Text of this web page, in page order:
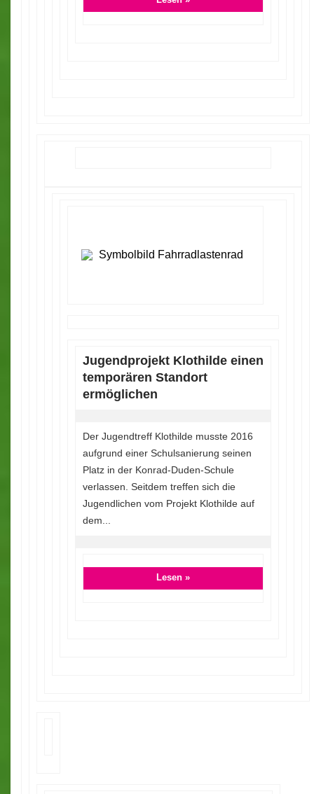
Jugendprojekt Klothilde einen
temporären Standort
ermöglichen
Der Jugendtreff Klothilde musste 2016
aufgrund einer Schulsanierung seinen
Platz in der Konrad-Duden-Schule
verlassen. Seitdem treffen sich die
Jugendlichen vom Projekt Klothilde auf
dem...
Lesen »